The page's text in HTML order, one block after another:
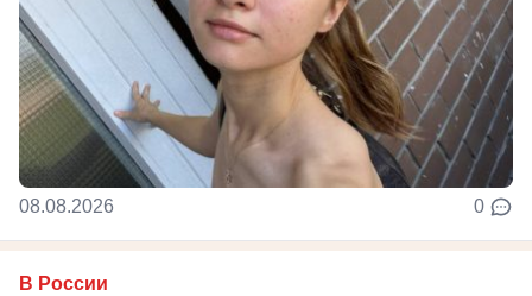
08.08.2026 0
В России